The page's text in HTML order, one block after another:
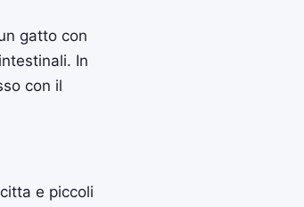
gatto con
In
con il
e piccoli